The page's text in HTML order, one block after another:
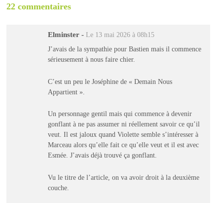
22 commentaires
Elminster - Le 13 mai 2026 à 08h15
J’avais de la sympathie pour Bastien mais il commence
sérieusement à nous faire chier.
C’est un peu le Joséphine de « Demain Nous
Appartient ».
Un personnage gentil mais qui commence à devenir
gonflant à ne pas assumer ni réellement savoir ce qu’il
veut. Il est jaloux quand Violette semble s’intéresser à
Marceau alors qu’elle fait ce qu’elle veut et il est avec
Esmée. J’avais déjà trouvé ça gonflant.
Vu le titre de l’article, on va avoir droit à la deuxième
couche.